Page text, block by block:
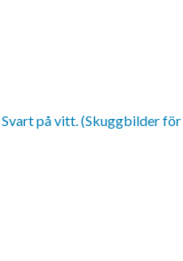
Svart på vitt. (Skuggbilder